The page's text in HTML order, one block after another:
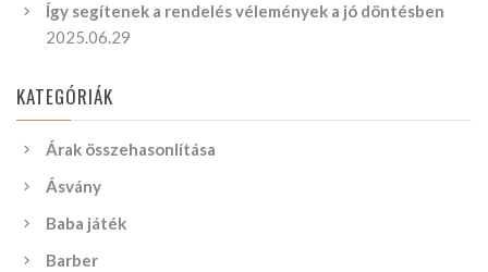
Így segítenek a rendelés vélemények a jó döntésben
2025.06.29
KATEGÓRIÁK
Árak összehasonlítása
Ásvány
Baba játék
Barber